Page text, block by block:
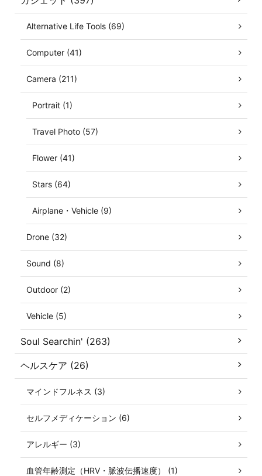
Alternative Life Tools (69)
Computer (41)
Camera (211)
Portrait (1)
Travel Photo (57)
Flower (41)
Stars (64)
Airplane・Vehicle (9)
Drone (32)
Sound (8)
Outdoor (2)
Vehicle (5)
Soul Searchin' (263)
ヘルスケア (26)
マインドフルネス (3)
セルフメディケーション (6)
アレルギー (3)
血管年齢測定（HRV・脈波伝播速度） (1)